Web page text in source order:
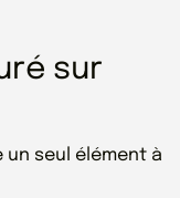
sur
seul élément à